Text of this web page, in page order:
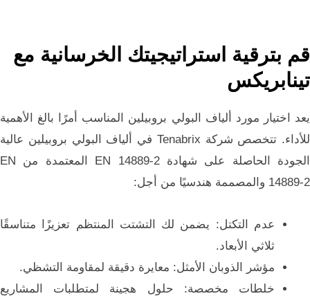
قم بترقية استراتيجيتك الخرسانية مع
تينابريكس
يعد اختيار مورد ألياف البولي بروبيلين المناسب أمرًا بالغ الأهمية
للأداء. تتخصص شركة Tenabrix في ألياف البولي بروبيلين عالية
الجودة الحاصلة على شهادة EN 14889-2 المعتمدة من EN
14889-2 والمصممة هندسيًا من أجل:
عدم التكتل: يضمن لك التشتت المنتظم تعزيزًا متناسقًا
ثلاثي الأبعاد.
مؤشر الذوبان الأمثل: معايرة دقيقة لمقاومة التشظي.
خلطات مخصصة: حلول هجينة لمتطلبات المشاريع